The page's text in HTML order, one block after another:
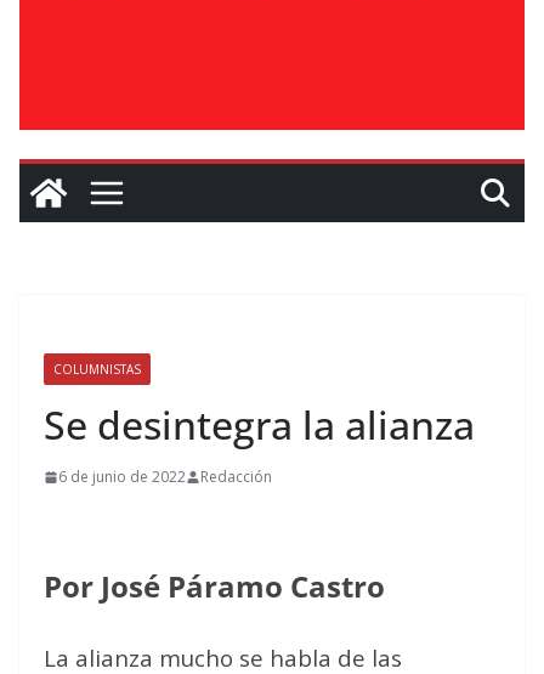
COLUMNISTAS
Se desintegra la alianza
6 de junio de 2022 Redacción
Por José Páramo Castro
La alianza mucho se habla de las